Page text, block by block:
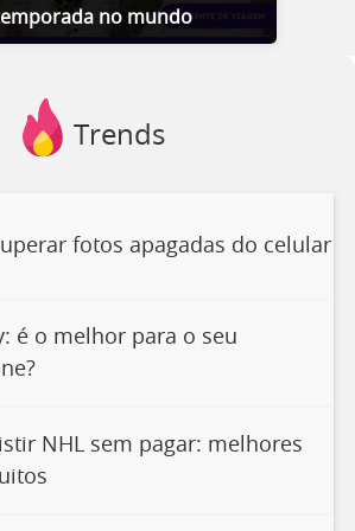
no mundo
Trends
fotos apagadas do celular
é o melhor para o seu
NHL sem pagar: melhores